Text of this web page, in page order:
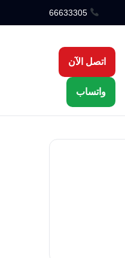
66633305
اتصل الآن
واتساب